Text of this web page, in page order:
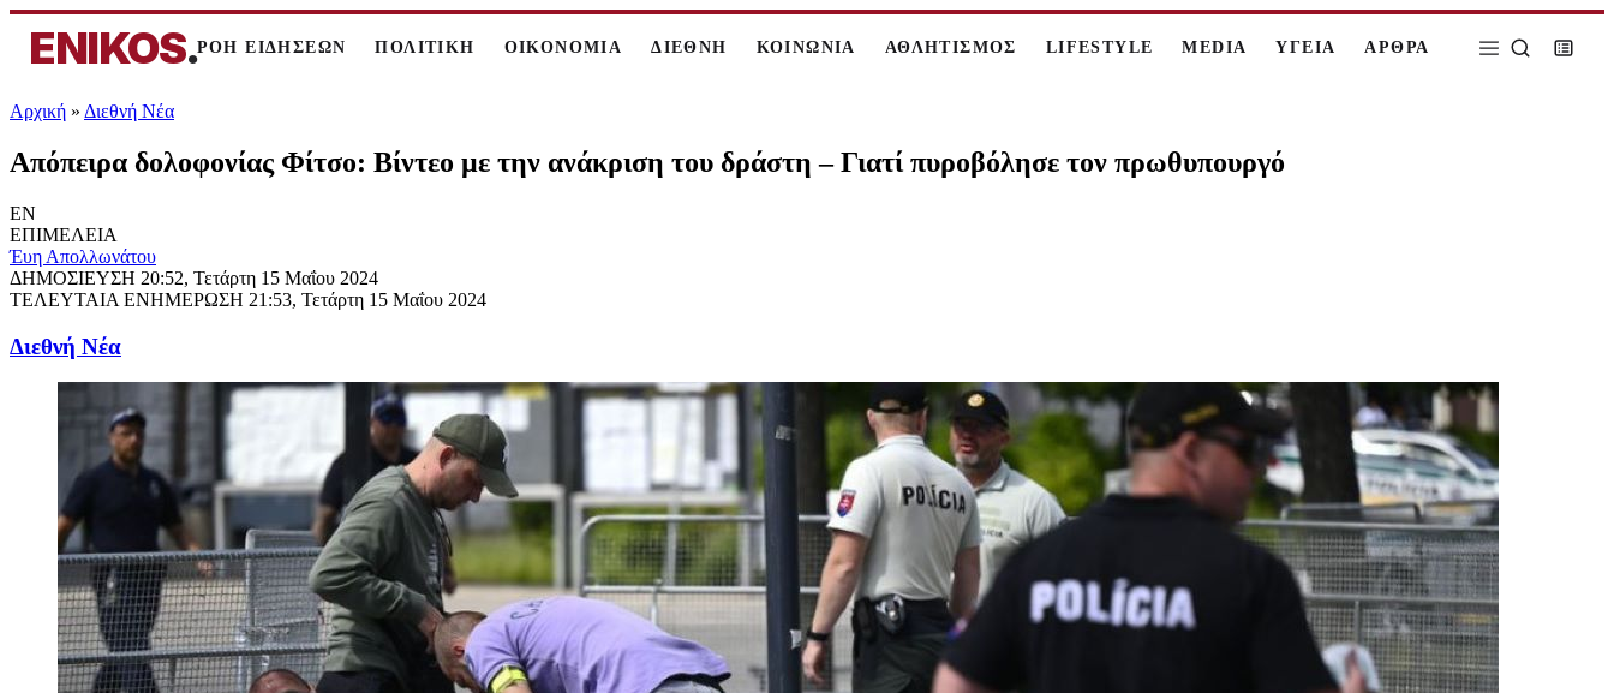
ENIKOS.ΡΟΗ ΕΙΔΗΣΕΩΝ ΠΟΛΙΤΙΚΗ ΟΙΚΟΝΟΜΙΑ ΔΙΕΘΝΗ ΚΟΙΝΩΝΙΑ ΑΘΛΗΤΙΣΜΟΣ LIFESTYLE MEDIA ΥΓΕΙΑ ΑΡΘΡΑ
Αρχική » Διεθνή Νέα
Απόπειρα δολοφονίας Φίτσο: Βίντεο με την ανάκριση του δράστη – Γιατί πυροβόλησε τον πρωθυπουργό
EN
ΕΠΙΜΕΛΕΙΑ
Έυη Απολλωνάτου
ΔΗΜΟΣΙΕΥΣΗ 20:52, Τετάρτη 15 Μαΐου 2024
ΤΕΛΕΥΤΑΙΑ ΕΝΗΜΕΡΩΣΗ 21:53, Τετάρτη 15 Μαΐου 2024
Διεθνή Νέα